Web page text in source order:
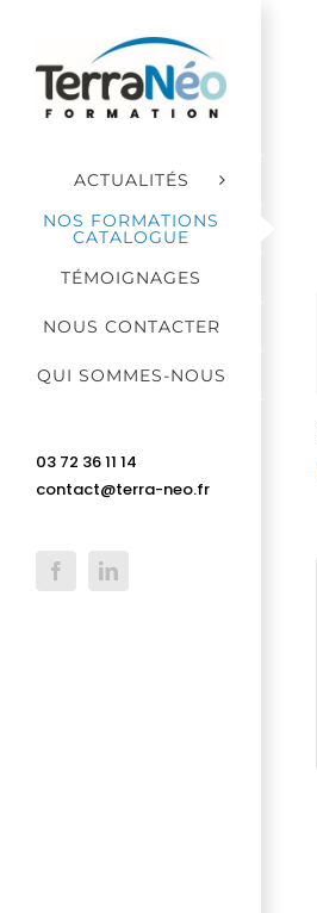
contenu
ACTUALITÉS
NOS FORMATIONS
CATALOGUE
TÉMOIGNAGES
NOUS CONTACTER
QUI SOMMES-NOUS
03 72 36 11 14
contact@terra-neo.fr
FacebookLinkedIn